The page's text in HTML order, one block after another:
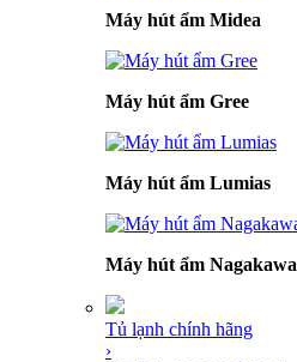
Máy hút ẩm Midea
Máy hút ẩm Gree
Máy hút ẩm Lumias
Máy hút ẩm Nagakawa
Tủ lạnh chính hãng
›